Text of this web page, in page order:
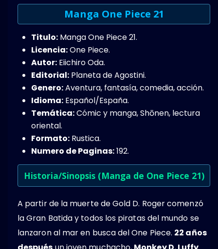
Manga One Piece 21
Titulo: Manga One Piece 21.
Licencia:One Piece.
Autor: Eiichiro Oda.
Editorial: Planeta de Agostini.
Genero:Aventura,​ fantasía, comedia, acción​.
Idioma: Español/España.
Temática:Cómic y manga, Shōnen, lectura
oriental.
Formato: Rustica.
Numero de Paginas:192.
Historia/Sinopsis (Manga de One Piece 21)
A partir de la muerte de Gold D. Roger comenzó
la Gran Batida y todos los piratas del mundo se
lanzaron al mar en busca del One Piece. 22 años